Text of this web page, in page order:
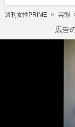
週刊女性PRIME 芸能
広告